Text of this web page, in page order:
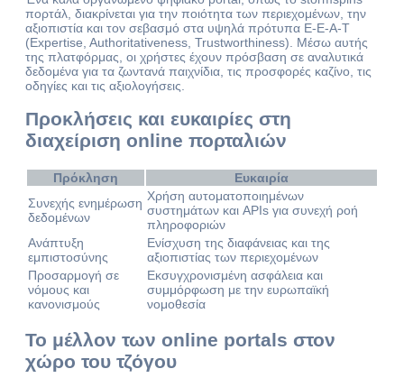
πορτάλ, διακρίνεται για την ποιότητα των περιεχομένων, την
αξιοπιστία και τον σεβασμό στα υψηλά πρότυπα E-E-A-T
(Expertise, Authoritativeness, Trustworthiness). Μέσω αυτής
της πλατφόρμας, οι χρήστες έχουν πρόσβαση σε αναλυτικά
δεδομένα για τα ζωντανά παιχνίδια, τις προσφορές καζίνο, τις
οδηγίες και τις αξιολογήσεις.
Προκλήσεις και ευκαιρίες στη
διαχείριση online πορταλιών
Πρόκληση
Ευκαιρία
Συνεχής ενημέρωση
δεδομένων
Χρήση αυτοματοποιημένων
συστημάτων και APIs για συνεχή ροή
πληροφοριών
Ανάπτυξη
εμπιστοσύνης
Ενίσχυση της διαφάνειας και της
αξιοπιστίας των περιεχομένων
Προσαρμογή σε
νόμους και
κανονισμούς
Εκσυγχρονισμένη ασφάλεια και
συμμόρφωση με την ευρωπαϊκή
νομοθεσία
Το μέλλον των online portals στον
χώρο του τζόγου